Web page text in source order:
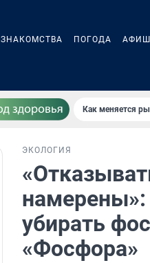
ЗНАКОМСТВА ПОГОДА
Как меняется
ЭКОЛОГИЯ
намерены»:
убирать
«Фосфора»